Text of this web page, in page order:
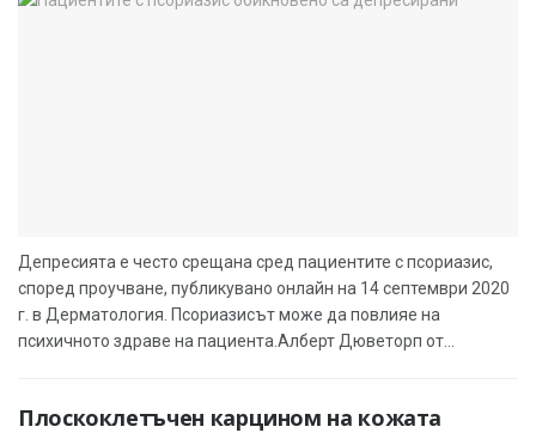
Депресията е често срещана сред пациентите с псориазис,
според проучване, публикувано онлайн на 14 септември 2020
г. в Дерматология. Псориазисът може да повлияе на
психичното здраве на пациента.Алберт Дюветорп от...
Плоскоклетъчен карцином на кожата